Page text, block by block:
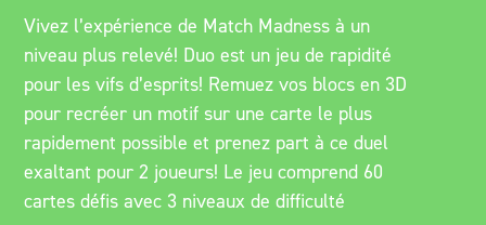
Vivez l’expérience de Match Madness à un
niveau plus relevé! Duo est un jeu de rapidité
pour les vifs d’esprits! Remuez vos blocs en 3D
pour recréer un motif sur une carte le plus
rapidement possible et prenez part à ce duel
exaltant pour 2 joueurs! Le jeu comprend 60
cartes défis avec 3 niveaux de difficulté